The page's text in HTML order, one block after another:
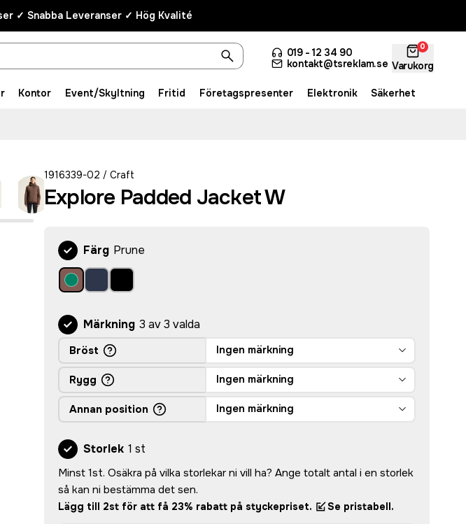
✓ Snabba Leveranser ✓ Hög Kvalité
019 - 12 34 90
kontakt@tsreklam.se
0
Varukorg
Kontor Event/Skyltning Fritid Företagspresenter Elektronik Säkerhet
1916339-02 / Craft
Explore Padded Jacket W
Färg Prune
Märkning 3 av 3 valda
Bröst Ingen märkning
Rygg Ingen märkning
Annan position Ingen märkning
Storlek 1 st
Minst 1st. Osäkra på vilka storlekar ni vill ha? Ange totalt antal i en storlek
så kan ni bestämma det sen.
Lägg till 2st för att få 23% rabatt på styckepriset. Se pristabell.